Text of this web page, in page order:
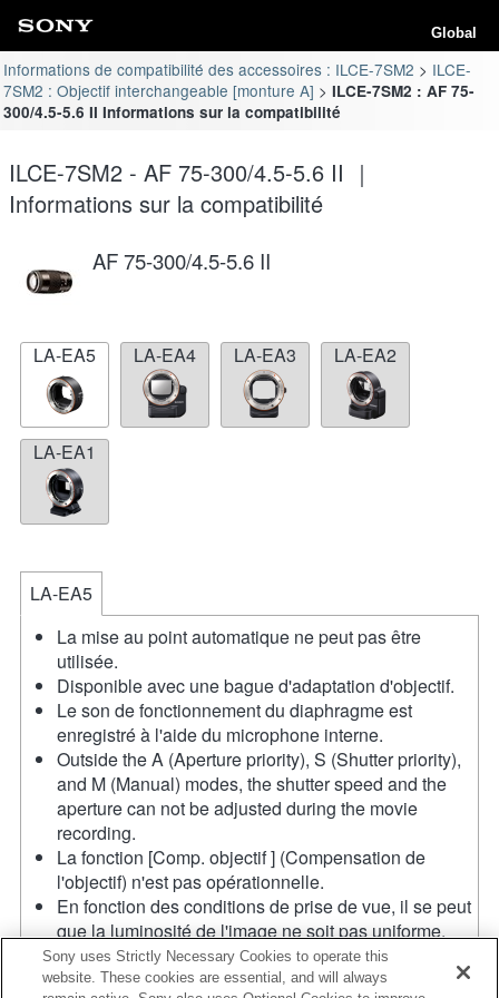
Global
Informations de compatibilité des accessoires : ILCE-7SM2
ILCE-
7SM2 : Objectif interchangeable [monture A]
ILCE-7SM2 : AF 75-
300/4.5-5.6 II Informations sur la compatibilité
ILCE-7SM2 - AF 75-300/4.5-5.6 II ｜
Informations sur la compatibilité
AF 75-300/4.5-5.6 II
LA-EA5 LA-EA4 LA-EA3 LA-EA2
LA-EA1
LA-EA5
La mise au point automatique ne peut pas être
utilisée.
Disponible avec une bague d'adaptation d'objectif.
Le son de fonctionnement du diaphragme est
enregistré à l'aide du microphone interne.
Outside the A (Aperture priority), S (Shutter priority),
and M (Manual) modes, the shutter speed and the
aperture can not be adjusted during the movie
recording.
La fonction [Comp. objectif ] (Compensation de
l'objectif) n'est pas opérationnelle.
En fonction des conditions de prise de vue, il se peut
que la luminosité de l'image ne soit pas uniforme.
Réglez la fonction [Obturat. à rideaux avant] sur [Off].
Si vous fixez l'objectif à monture A à l'aide de
Sony uses Strictly Necessary Cookies to operate this
website. These cookies are essential, and will always